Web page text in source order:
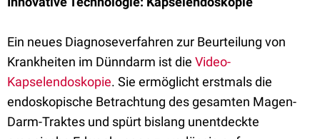
Ein neues Diagnoseverfahren zur Beurteilung von
Krankheiten im Dünndarm ist die Video-
Kapselendoskopie. Sie ermöglicht erstmals die
endoskopische Betrachtung des gesamten Magen-
Darm-Traktes und spürt bislang unentdeckte